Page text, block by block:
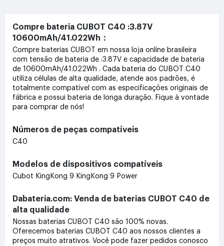
Compre bateria CUBOT C40 :3.87V
10600mAh/41.022Wh：
Compre baterias CUBOT em nossa loja online brasileira
com tensão de bateria de :3.87V e capacidade de bateria
de 10600mAh/41.022Wh . Cada bateria do CUBOT C40
utiliza células de alta qualidade, atende aos padrões, é
totalmente compatível com as especificações originais de
fábrica e possui bateria de longa duração. Fique à vontade
para comprar de nós!
Números de peças compatíveis
C40
Modelos de dispositivos compatíveis
Cubot KingKong 9 KingKong 9 Power
Dabateria.com: Venda de baterias CUBOT C40 de
alta qualidade
Nossas baterias CUBOT C40 são 100% novas.
Oferecemos baterias CUBOT C40 aos nossos clientes a
preços muito atrativos. Você pode fazer pedidos conosco